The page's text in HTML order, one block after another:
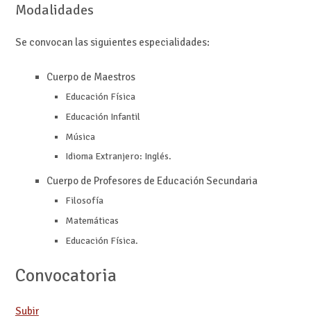
Modalidades
Se convocan las siguientes especialidades:
Cuerpo de Maestros
Educación Física
Educación Infantil
Música
Idioma Extranjero: Inglés.
Cuerpo de Profesores de Educación Secundaria
Filosofía
Matemáticas
Educación Física.
Convocatoria
Subir